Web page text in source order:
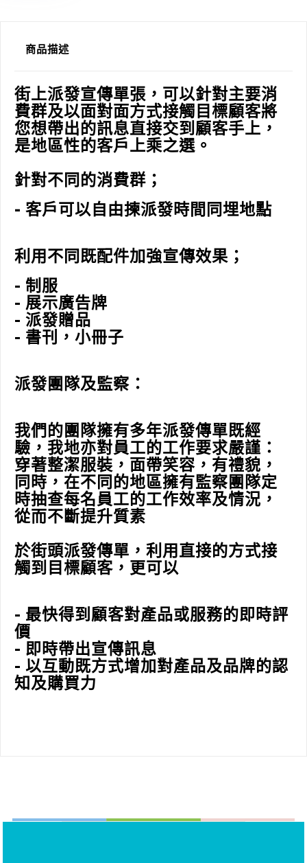
商品描述
街上派發宣傳單張，可以針對主要消
費群及以面對面方式接觸目標顧客將
您想帶出的訊息直接交到顧客手上，
是地區性的客戶上乘之選。
針對不同的消費群；
- 客戶可以自由揀派發時間同埋地點
利用不同既配件加強宣傳效果；
- 制服
- 展示廣告牌
- 派發贈品
- 書刊，小冊子
派發團隊及監察：
我們的團隊擁有多年派發傳單既經
驗，我地亦對員工的工作要求嚴謹：
穿著整潔服裝，面帶笑容，有禮貌，
同時，在不同的地區擁有監察團隊定
時抽查每名員工的工作效率及情況，
從而不斷提升質素
於街頭派發傳單，利用直接的方式接
觸到目標顧客，更可以
- 最快得到顧客對產品或服務的即時評
價
- 即時帶出宣傳訊息
- 以互動既方式增加對產品及品牌的認
知及購買力